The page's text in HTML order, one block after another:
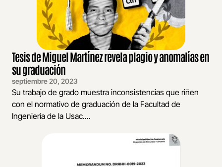
Tesis de Miguel Martínez revela plagio y anomalías en
su graduación
septiembre 20, 2023
Su trabajo de grado muestra inconsistencias que riñen
con el normativo de graduación de la Facultad de
Ingeniería de la Usac....